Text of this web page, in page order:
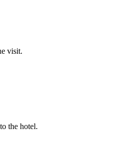
visit.
the hotel.